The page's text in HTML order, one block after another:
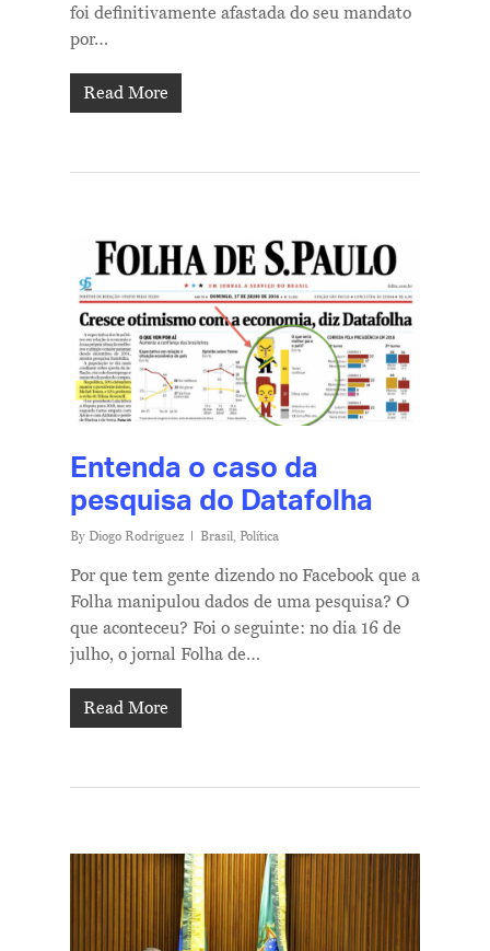
foi definitivamente afastada do seu mandato
por…
Read More
Entenda o caso da
pesquisa do Datafolha
By Diogo Rodriguez Brasil, Política
Por que tem gente dizendo no Facebook que a
Folha manipulou dados de uma pesquisa? O
que aconteceu? Foi o seguinte: no dia 16 de
julho, o jornal Folha de…
Read More